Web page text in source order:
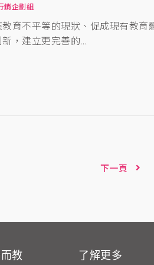
銷企劃組
育不平等的現狀、促成現有教育
，建立更完善的…
下一頁
教 了解更多